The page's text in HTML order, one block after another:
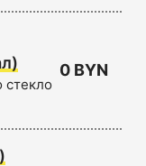
стекло
0 BYN